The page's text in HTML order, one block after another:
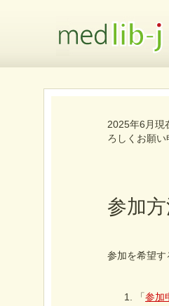
2025年6月現
ろしくお願い
参加
参加を希望す
「参加